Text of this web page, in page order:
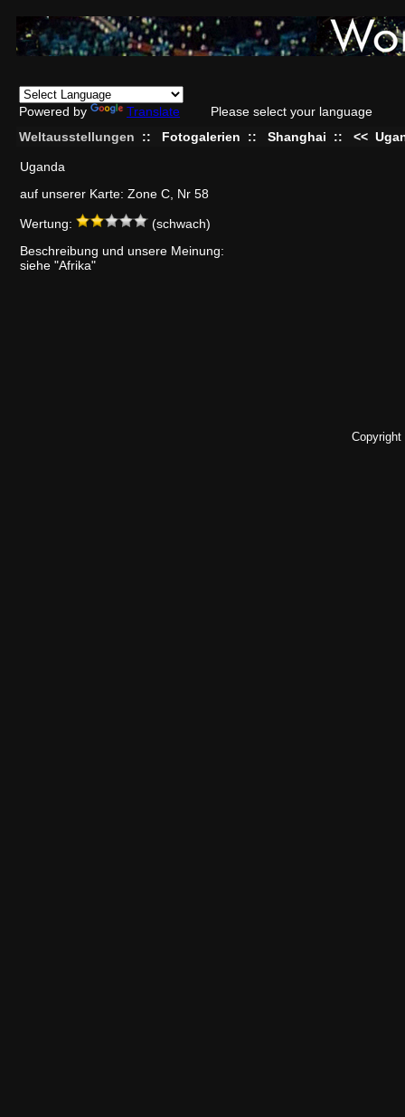
Powered by Translate
Please select your language
Weltausstellungen
:: Fotogalerien :: Shanghai :: <<
Uganda
auf unserer Karte: Zone C, Nr 58
Wertung:
(schwach)
Beschreibung und unsere Meinung:
siehe "Afrika"